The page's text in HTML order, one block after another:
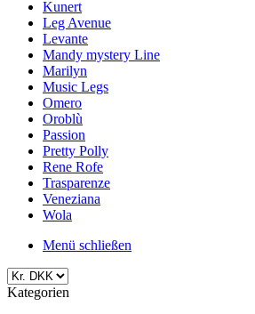
Kunert
Leg Avenue
Levante
Mandy mystery Line
Marilyn
Music Legs
Omero
Oroblù
Passion
Pretty Polly
Rene Rofe
Trasparenze
Veneziana
Wola
Menü schließen
Kategorien